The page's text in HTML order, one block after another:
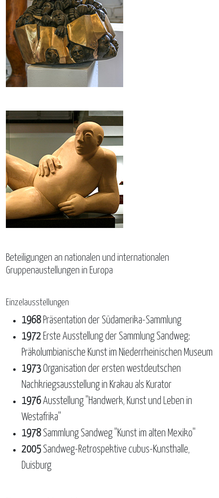
Beteiligungen an nationalen und internationalen
Gruppenaustellungen in Europa
Einzelausstellungen
1968 Präsentation der Südamerika-Sammlung
1972 Erste Ausstellung der Sammlung Sandweg:
Präkolumbianische Kunst im Niederrheinischen Museum
1973 Organisation der ersten westdeutschen
Nachkriegsausstellung in Krakau als Kurator
1976 Ausstellung "Handwerk, Kunst und Leben in
Westafrika"
1978 Sammlung Sandweg "Kunst im alten Mexiko"
2005 Sandweg-Retrospektive cubus-Kunsthalle,
Duisburg